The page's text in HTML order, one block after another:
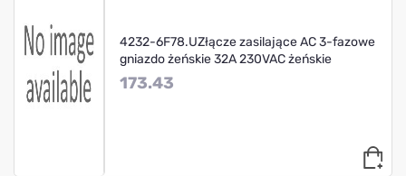
4232-6F78.UZłącze zasilające AC 3-fazowe
gniazdo żeńskie 32A 230VAC żeńskie
173.43